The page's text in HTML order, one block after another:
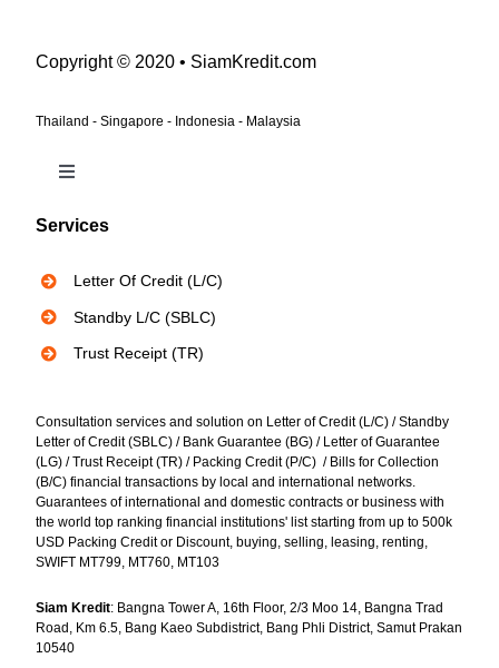
Copyright © 2020 • SiamKredit.com
Thailand - Singapore - Indonesia - Malaysia
Toggle
Bank Instruments
Services
Letter Of Credit (L/C)
Standby L/C (SBLC)
Trust Receipt (TR)
Consultation services and solution on Letter of Credit (L/C) / Standby
Letter of Credit (SBLC) / Bank Guarantee (BG) / Letter of Guarantee
(LG) / Trust Receipt (TR) / Packing Credit (P/C) / Bills for Collection
(B/C) financial transactions by local and international networks.
Guarantees of international and domestic contracts or business with
the world top ranking financial institutions' list starting from up to 500k
USD Packing Credit or Discount, buying, selling, leasing, renting,
SWIFT MT799, MT760, MT103
Siam Kredit: Bangna Tower A, 16th Floor, 2/3 Moo 14, Bangna Trad
Road, Km 6.5, Bang Kaeo Subdistrict, Bang Phli District, Samut Prakan
10540